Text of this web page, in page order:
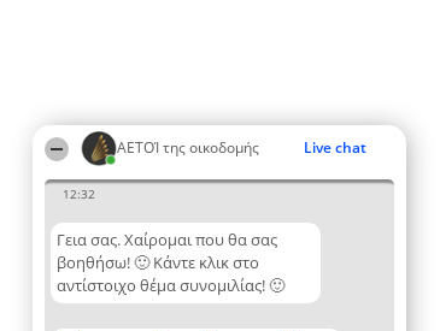
ΑΕΤΟΊ της οικοδομής Live chat
12:32
Γεια σας. Χαίρομαι που θα σας
βοηθήσω! 🙂 Κάντε κλικ στο
αντίστοιχο θέμα συνομιλίας! 🙂